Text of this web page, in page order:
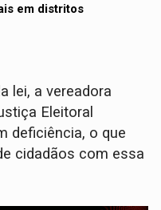
em distritos
lei, a vereadora
Eleitoral
deficiência, o que
cidadãos com essa